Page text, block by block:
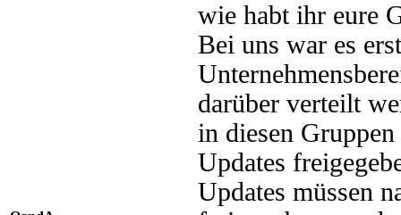
wie habt ihr eure
Bei uns war es
darüber verteilt
in diesen
Updates
Updates müssen